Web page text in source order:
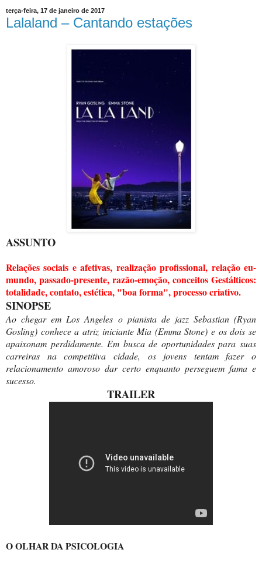
terça-feira, 17 de janeiro de 2017
Lalaland – Cantando estações
ASSUNTO
Relações sociais e afetivas, realização profissional, relação eu-
mundo, passado-presente, razão-emoção, conceitos Gestálticos:
totalidade, contato, estética, "boa forma", processo criativo.
SINOPSE
Ao chegar em Los Angeles o pianista de jazz Sebastian (Ryan
Gosling) conhece a atriz iniciante Mia (Emma Stone) e os dois se
apaixonam perdidamente. Em busca de oportunidades para suas
carreiras na competitiva cidade, os jovens tentam fazer o
relacionamento amoroso dar certo enquanto perseguem fama e
sucesso.
TRAILER
O OLHAR DA PSICOLOGIA